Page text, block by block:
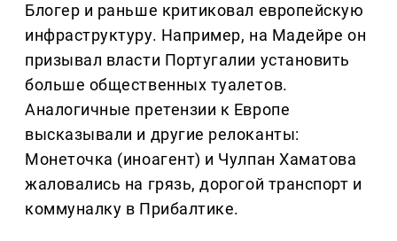
Блогер и раньше критиковал европейскую
инфраструктуру. Например, на Мадейре он
призывал власти Португалии установить
больше общественных туалетов.
Аналогичные претензии к Европе
высказывали и другие релоканты:
Монеточка (иноагент) и Чулпан Хаматова
жаловались на грязь, дорогой транспорт и
коммуналку в Прибалтике.